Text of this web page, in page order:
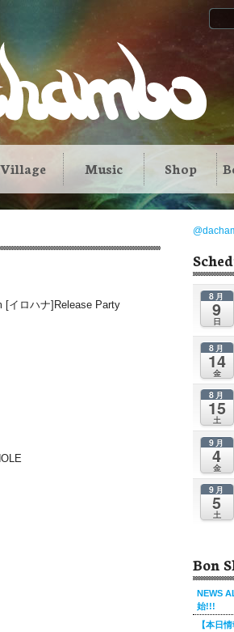
Village Music Shop
[イロハナ]Release Party
8月
9
日
8月
14
金
8月
15
土
9月
4
金
9月
5
土
Bon
NEWS
始!!!
【本日